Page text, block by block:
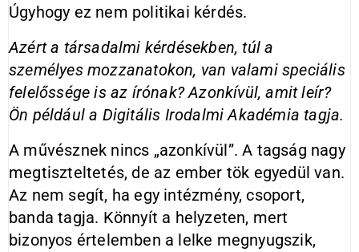
Úgyhogy ez nem politikai kérdés.
Azért a társadalmi kérdésekben, túl a
személyes mozzanatokon, van valami speciális
felelőssége is az írónak? Azonkívül, amit leír?
Ön például a Digitális Irodalmi Akadémia tagja.
A művésznek nincs „azonkívül”. A tagság nagy
megtiszteltetés, de az ember tök egyedül van.
Az nem segít, ha egy intézmény, csoport,
banda tagja. Könnyít a helyzeten, mert
bizonyos értelemben a lelke megnyugszik,